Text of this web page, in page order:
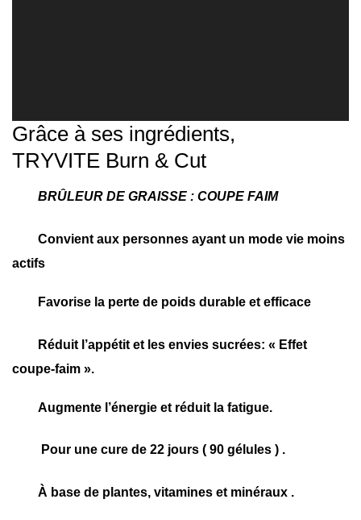
Grâce à ses ingrédients,
TRYVITE Burn & Cut
BRÛLEUR DE GRAISSE : COUPE FAIM
Convient aux personnes ayant un mode vie moins
actifs
Favorise la perte de poids durable et efficace
Réduit l’appétit et les envies sucrées: « Effet
coupe-faim ».
Augmente l’énergie et réduit la fatigue​.
Pour une cure de 22 jours ( 90 gélules ) .
À base de plantes, vitamines et minéraux .